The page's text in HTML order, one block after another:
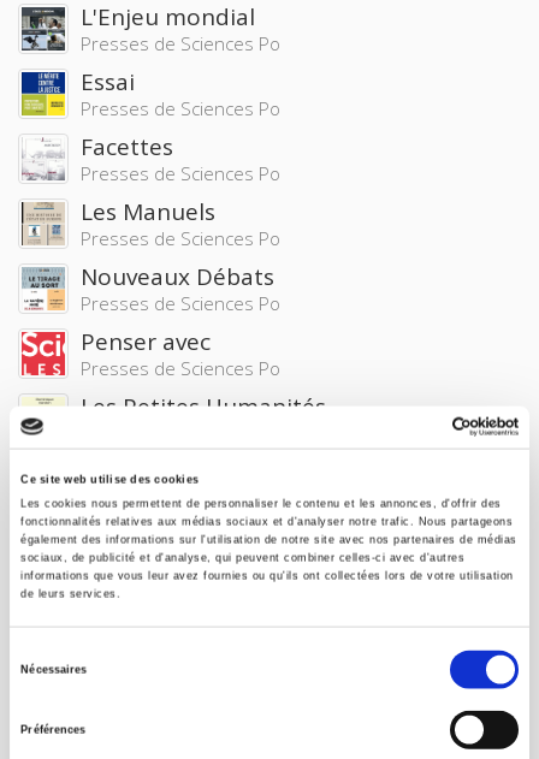
Ce site web utilise des cookies
Les cookies nous permettent de personnaliser le contenu et les annonces, d'offrir des
fonctionnalités relatives aux médias sociaux et d'analyser notre trafic. Nous partageons
également des informations sur l'utilisation de notre site avec nos partenaires de médias
sociaux, de publicité et d'analyse, qui peuvent combiner celles-ci avec d'autres
informations que vous leur avez fournies ou qu'ils ont collectées lors de votre utilisation
de leurs services.
Nécessaires
Préférences
L'Enjeu mondial
Presses de Sciences Po
Essai
Presses de Sciences Po
Facettes
Presses de Sciences Po
Les Manuels
Presses de Sciences Po
Nouveaux Débats
Presses de Sciences Po
Penser avec
Presses de Sciences Po
Les Petites Humanités
Que sait-on ?
Presses de Sciences Po
Références
Presses de Sciences Po
Relations internationales
Presses de Sciences Po
Sécuriser l'emploi